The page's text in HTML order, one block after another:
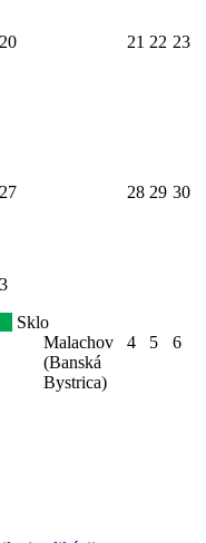
20 21 22 23
27 28 29 30
3
Sklo
Malachov
(Banská
Bystrica)
4 5 6